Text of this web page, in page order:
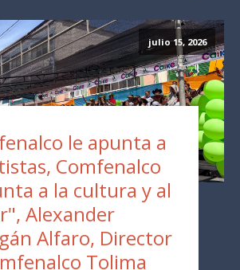
julio 15, 2026
le apunta a
Comfenalco
a la cultura y al
Alexander
Alfaro, Director
Tolima